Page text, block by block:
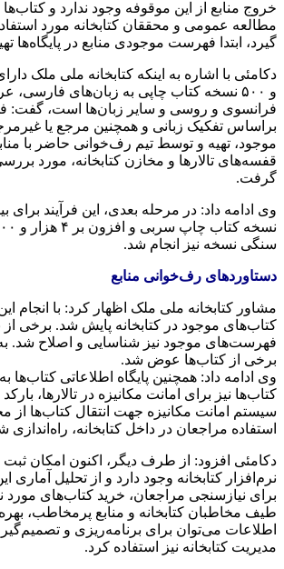
خروج منابع از این موقوفه وجود ندارد و کتاب‌ها
مطالعه عمومی و محققان کتابخانه مورد
گیرد، ابتدا فهرست موجودی منابع در پایگاه‌ها
دکامئی
و ۵۰۰ نسخه کتاب چاپی به زبان‌های فارسی،
فرانسوی و روسی و سایر زبان‌ها است، گفت:
براساس تفکیک زبانی و همچنین مرجع یا
موجود، تهیه و توسط تیم رف‌خوانی حاضر با
قفسه‌های تالارها و مخازن کتابخانه، مورد
گرفت.
سنگی نسخه نیز انجام شد.
دستاوردهای رف‌خوانی منابع
مشاور کتابخانه ملی ملک اظهار کرد: با انجام
کتاب‌های موجود در کتابخانه پایش شد. برخی از
فهرست‌های موجود نیز شناسایی و اصلاح شد.
برخی از کتاب‌ها عوض شد.
وی ادامه داد: همچنین پایگاه اطلاعاتی کتاب‌ها
کتاب‌ها نیز برای امانت مکانیزه در تالارها،
سیستم امانت مکانیزه جهت انتقال کتاب‌ها از
استفاده مراجعان در داخل کتابخانه، راه‌اندازی
دکامئی افزود: از طرف دیگر، اکنون امکان
نرم‌افزار کتابخانه وجود دارد و از تحلیل آماری
برای نیازسنجی مراجعان، خرید کتاب‌های مورد
طیف مخاطبان کتابخانه و منابع پرمخاطب، بهره
اطلاعات می‌توان برای برنامه‌ریزی و
مدیریت کتابخانه نیز استفاده کرد.